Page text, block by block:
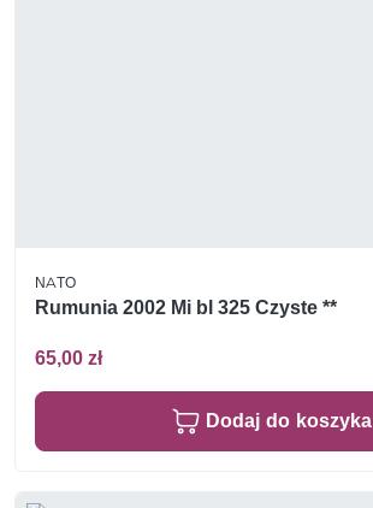
NATO
Rumunia 2002 Mi bl 325 Czyste **
65,00 zł
Dodaj do koszyka